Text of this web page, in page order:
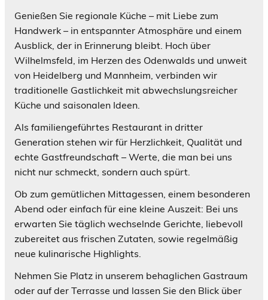
Genießen Sie regionale Küche – mit Liebe zum
Handwerk – in entspannter Atmosphäre und einem
Ausblick, der in Erinnerung bleibt. Hoch über
Wilhelmsfeld, im Herzen des Odenwalds und unweit
von Heidelberg und Mannheim, verbinden wir
traditionelle Gastlichkeit mit abwechslungsreicher
Küche und saisonalen Ideen.
Als familiengeführtes Restaurant in dritter
Generation stehen wir für Herzlichkeit, Qualität und
echte Gastfreundschaft – Werte, die man bei uns
nicht nur schmeckt, sondern auch spürt.
Ob zum gemütlichen Mittagessen, einem besonderen
Abend oder einfach für eine kleine Auszeit: Bei uns
erwarten Sie täglich wechselnde Gerichte, liebevoll
zubereitet aus frischen Zutaten, sowie regelmäßig
neue kulinarische Highlights.
Nehmen Sie Platz in unserem behaglichen Gastraum
oder auf der Terrasse und lassen Sie den Blick über